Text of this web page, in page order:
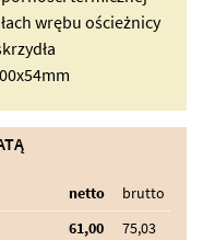
wrębu ościeżnicy
netto
brutto
61,00
75,03